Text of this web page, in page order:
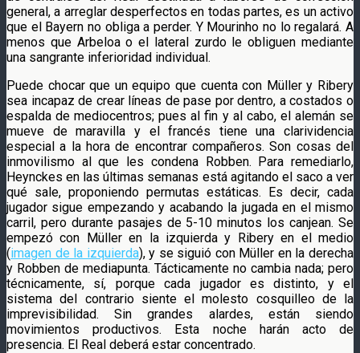
general, a arreglar desperfectos en todas partes, es un activo
que el Bayern no obliga a perder. Y Mourinho no lo regalará. A
menos que Arbeloa o el lateral zurdo le obliguen mediante
una sangrante inferioridad individual.
Puede chocar que un equipo que cuenta con Müller y Ribery
sea incapaz de crear líneas de pase por dentro, a costados o
espalda de mediocentros; pues al fin y al cabo, el alemán se
mueve de maravilla y el francés tiene una clarividencia
especial a la hora de encontrar compañeros. Son cosas del
inmovilismo al que les condena Robben. Para remediarlo,
Heynckes en las últimas semanas está agitando el saco a ver
qué sale, proponiendo permutas estáticas. Es decir, cada
jugador sigue empezando y acabando la jugada en el mismo
carril, pero durante pasajes de 5-10 minutos los canjean. Se
empezó con Müller en la izquierda y Ribery en el medio
(imagen de la izquierda), y se siguió con Müller en la derecha
y Robben de mediapunta. Tácticamente no cambia nada; pero
técnicamente, sí, porque cada jugador es distinto, y el
sistema del contrario siente el molesto cosquilleo de la
imprevisibilidad. Sin grandes alardes, están siendo
movimientos productivos. Esta noche harán acto de
presencia. El Real deberá estar concentrado.